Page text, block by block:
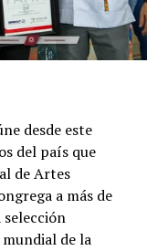
desde este
del país que
de Artes
a más de
de la